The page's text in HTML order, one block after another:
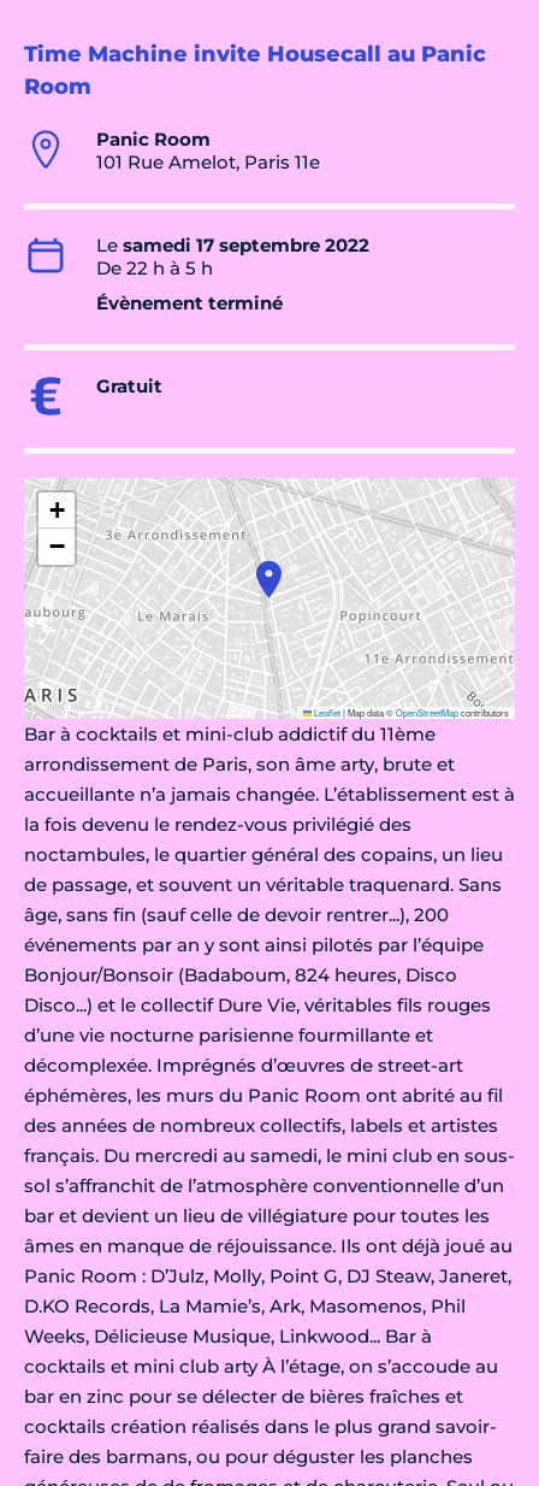
Time Machine invite Housecall au Panic
Room
Panic Room
101 Rue Amelot, Paris 11e
Le samedi 17 septembre 2022
De 22 h à 5 h
Évènement terminé
Gratuit
+
−
Leaflet|Map data ©OpenStreetMapcontributors
Bar à cocktails et mini-club addictif du 11ème
arrondissement de Paris, son âme arty, brute et
accueillante n’a jamais changée. L’établissement est à
la fois devenu le rendez-vous privilégié des
noctambules, le quartier général des copains, un lieu
de passage, et souvent un véritable traquenard. Sans
âge, sans fin (sauf celle de devoir rentrer...), 200
événements par an y sont ainsi pilotés par l’équipe
Bonjour/Bonsoir (Badaboum, 824 heures, Disco
Disco...) et le collectif Dure Vie, véritables fils rouges
d’une vie nocturne parisienne fourmillante et
décomplexée. Imprégnés d’œuvres de street-art
éphémères, les murs du Panic Room ont abrité au fil
des années de nombreux collectifs, labels et artistes
français. Du mercredi au samedi, le mini club en sous-
sol s’affranchit de l’atmosphère conventionnelle d’un
bar et devient un lieu de villégiature pour toutes les
âmes en manque de réjouissance. Ils ont déjà joué au
Panic Room : D’Julz, Molly, Point G, DJ Steaw, Janeret,
D.KO Records, La Mamie’s, Ark, Masomenos, Phil
Weeks, Délicieuse Musique, Linkwood... Bar à
cocktails et mini club arty À l’étage, on s’accoude au
bar en zinc pour se délecter de bières fraîches et
cocktails création réalisés dans le plus grand savoir-
faire des barmans, ou pour déguster les planches